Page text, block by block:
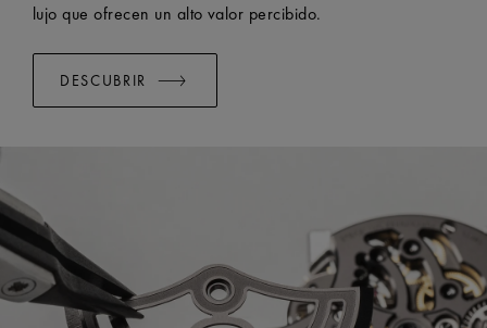
lujo que ofrecen un alto valor percibido.
DESCUBRIR